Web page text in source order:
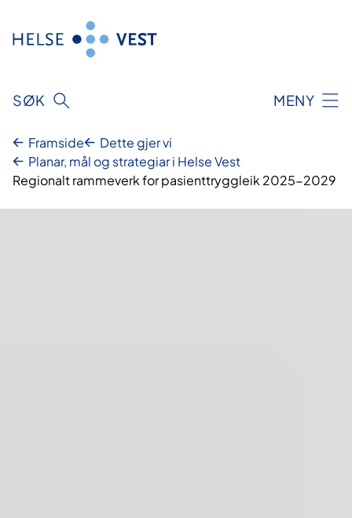
innhald
SØK MENY
Framside
Dette gjer vi
Planar, mål og strategiar i Helse Vest
Regionalt rammeverk for pasienttryggleik 2025-2029